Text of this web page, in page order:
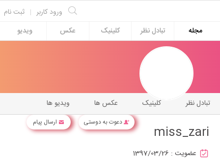
ثبت نام | ورود کاربر
مجله
تبادل نظر کلینیک عکس ویدیو
دعوت به دوستی ارسال پیام
ویدیو ها عکس ها کلینیک تبادل نظر
miss_zari
عضویت : 1397/03/26